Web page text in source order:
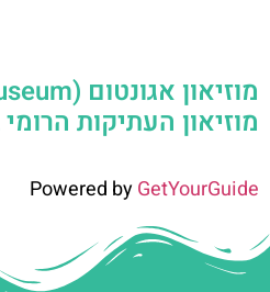
מוזיאון העתיקות
Powered byGetYourGuide